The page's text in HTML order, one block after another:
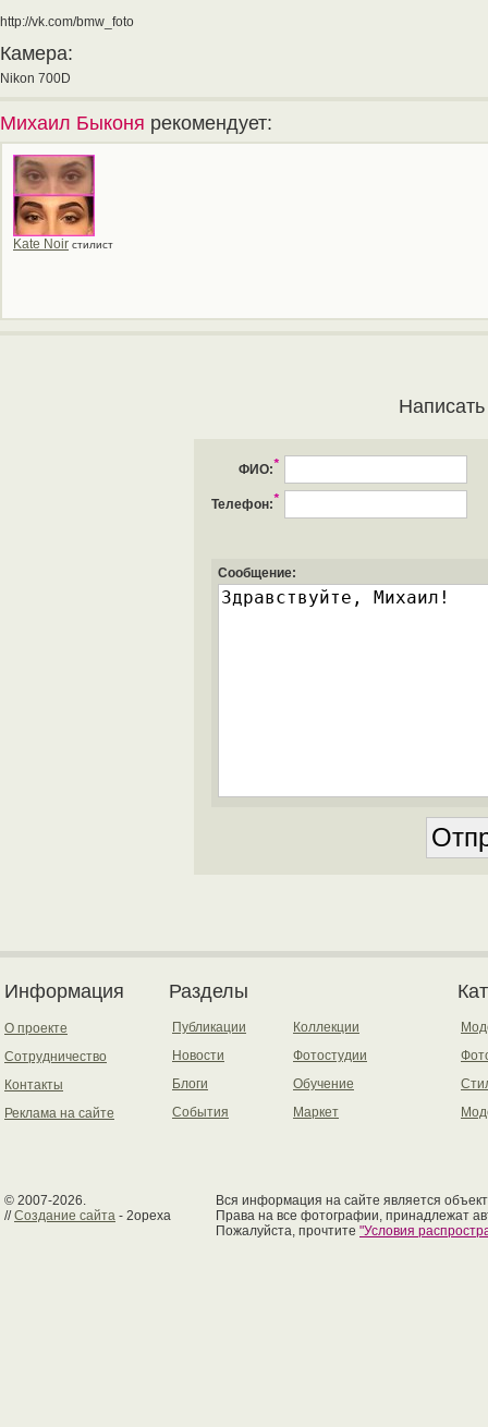
http://vk.com/bmw_foto
Камера:
Nikon 700D
Михаил Быконя рекомендует:
Kate Noir стилист
ФИО:*
Телефон:*
Сообщение:
Информация
О проекте
Сотрудничество
Контакты
Реклама на сайте
Разделы
Публикации
Новости
Блоги
События
Коллекции
Фотостудии
Обучение
Маркет
© 2007-2026.
//Создание сайта - 2opexa
Вся информация на сайте является
Права на все фотографии, принадлежат
Пожалуйста, прочтите "Условия